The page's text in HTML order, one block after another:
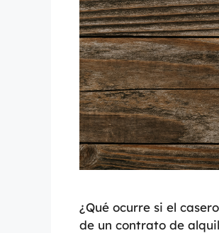
¿Qué ocurre si el
de un contrato de